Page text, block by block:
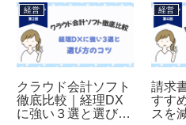
経営
資金繰りは経営戦略
とつながる｜キャッ
シュフロー経営で会
経営
資金
き、
る？